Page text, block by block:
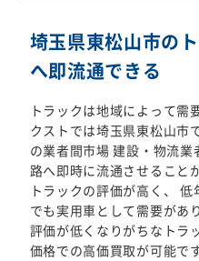
埼玉県東松山市の
へ即流通できる
トラックは地域によって需
クストでは埼玉県東松山市
の業者間市場 建設・物流
路へ即時に流通させること
トラックの評価が高く、
でも実用車として需要があ
評価が低くなりがちなトラ
価格での高価買取が可能です